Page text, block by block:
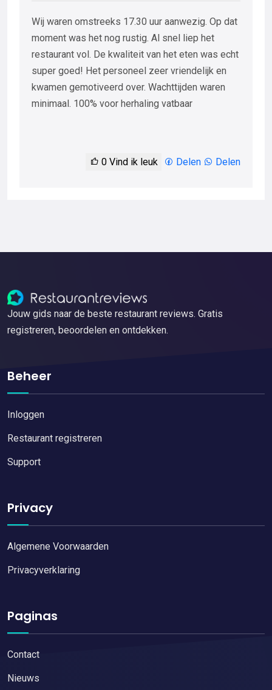
Wij waren omstreeks 17.30 uur aanwezig. Op dat
moment was het nog rustig. Al snel liep het
restaurant vol. De kwaliteit van het eten was echt
super goed! Het personeel zeer vriendelijk en
kwamen gemotiveerd over. Wachttijden waren
minimaal. 100% voor herhaling vatbaar
0 Vind ik leuk Delen Delen
Jouw gids naar de beste restaurant reviews. Gratis
registreren, beoordelen en ontdekken.
Beheer
Inloggen
Restaurant registreren
Support
Privacy
Algemene Voorwaarden
Privacyverklaring
Paginas
Contact
Nieuws